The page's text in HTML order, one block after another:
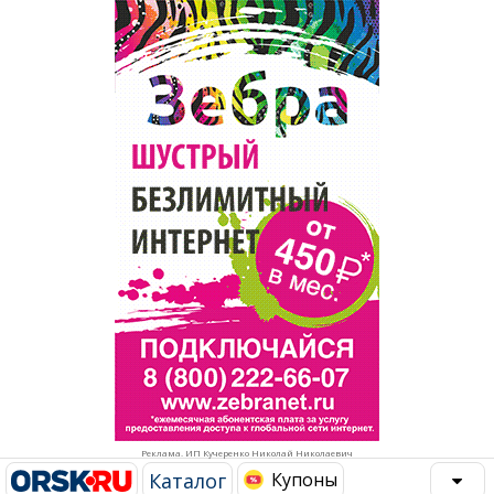
Реклама. ИП Кучеренко Николай Николаевич
Каталог Купоны
Рестораны, кафе, бары
Развлечения и отдых
Спорт Фитнес
Недвижимость
Красота Косметология
Торговля
Бизнес и финансы
Юристы, Экспертиза, Страхование
Ремонт
Социальные организации
Это интересно
Администрация
Популярное →